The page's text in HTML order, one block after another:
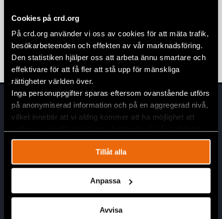
Cookies på crd.org
På crd.org använder vi oss av cookies för att mäta trafik,
besökarbeteenden och effekten av vår marknadsföring.
Den statistiken hjälper oss att arbeta ännu smartare och
effektivare för att få fler att stå upp för mänskliga
rättigheter världen över.
Inga personuppgifter sparas eftersom ovanstående utförs
på anonymiserad information och på en aggregerad nivå,
vilket innebär att vi aldrig kommer att ha möjlighet att
Tillåt alla
Anpassa
Avvisa
”Kvinnor är framtiden.” –
Internationella kvinnodagen 2024
AFRIKA NYHETER 8 mars 2024
Huvudkontor
Östgötagatan 90
SE-116 64 Stockholm, Sverige